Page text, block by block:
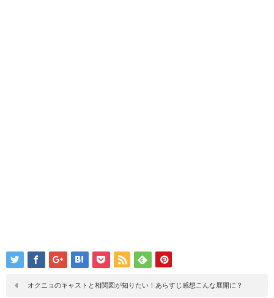
オクニョのキャストと相関図が知りたい！あらすじ感想こんな展開に？